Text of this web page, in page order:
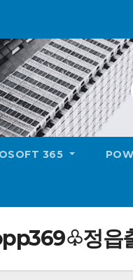
365
정읍